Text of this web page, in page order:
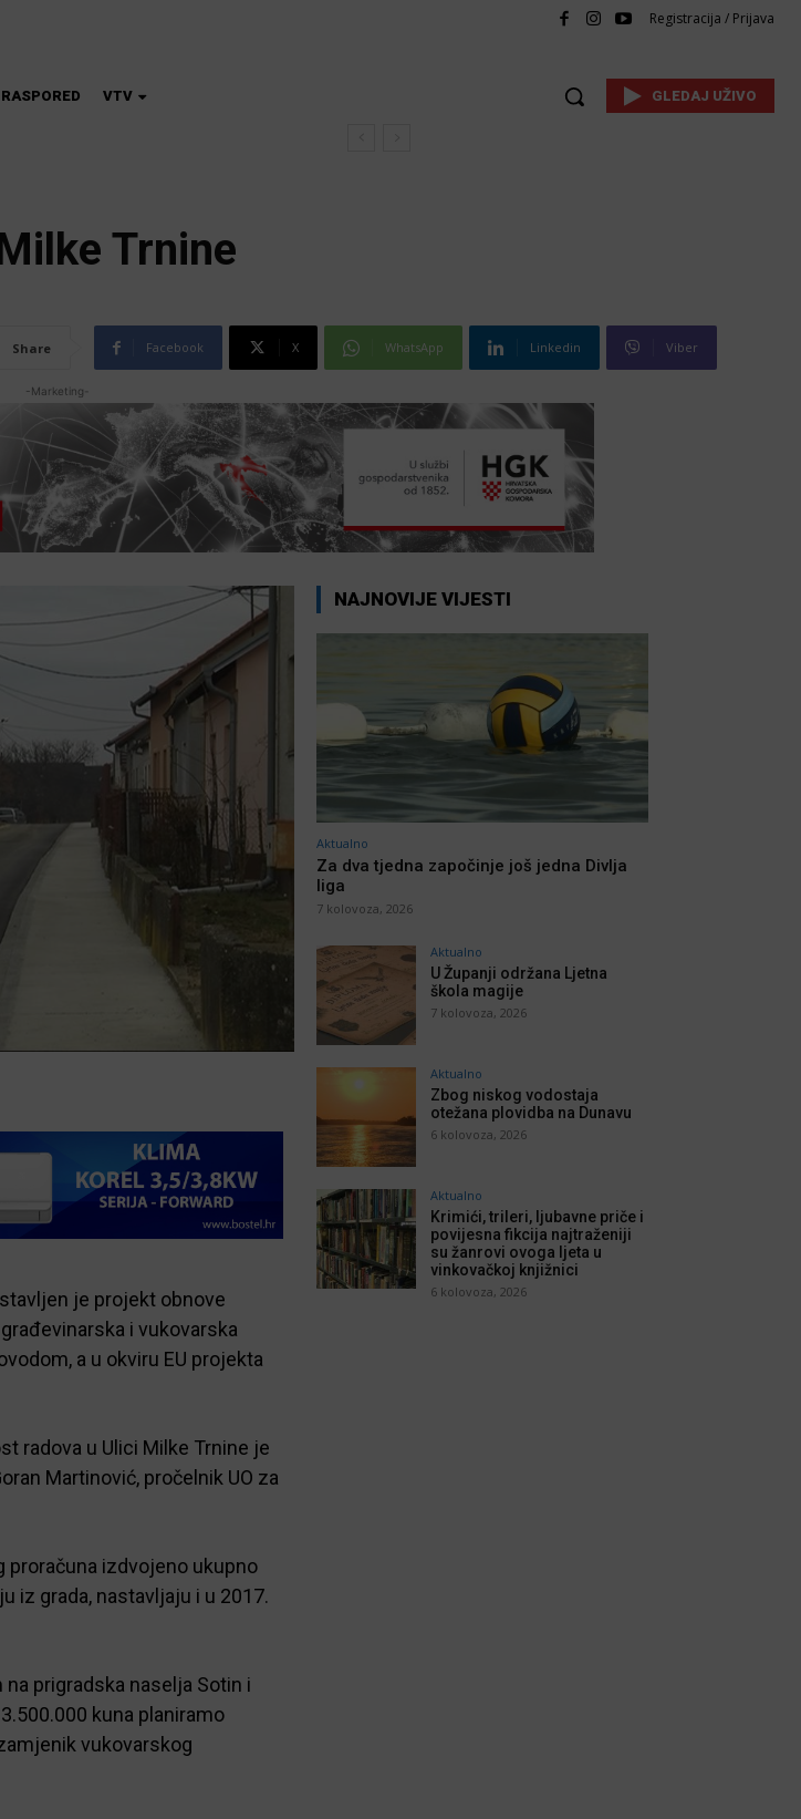
Registracija / Prijava
VTV GLEDAJ UŽIVO
Trnine
Share Facebook X WhatsApp Linkedin Viber
-Marketing-
je projekt obnove
i vukovarska
a u okviru EU projekta
radova u Ulici Milke Trnine je
Martinović, pročelnik UO za
proračuna izdvojeno ukupno
iz grada, nastavljaju i u 2017.
prigradska naselja Sotin i
kuna planiramo
vukovarskog
NAJNOVIJE VIJESTI
Aktualno
Za dva tjedna započinje još jedna Divlja
liga
7 kolovoza, 2026
Aktualno
U Županji održana Ljetna
škola magije
7 kolovoza, 2026
Aktualno
Zbog niskog vodostaja
otežana plovidba na Dunavu
6 kolovoza, 2026
Aktualno
Krimići, trileri, ljubavne priče i
povijesna fikcija najtraženiji
su žanrovi ovoga ljeta u
vinkovačkoj knjižnici
6 kolovoza, 2026